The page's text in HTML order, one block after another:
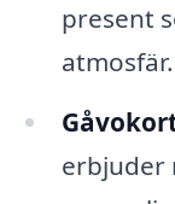
present
atmosfär.
erbjuder